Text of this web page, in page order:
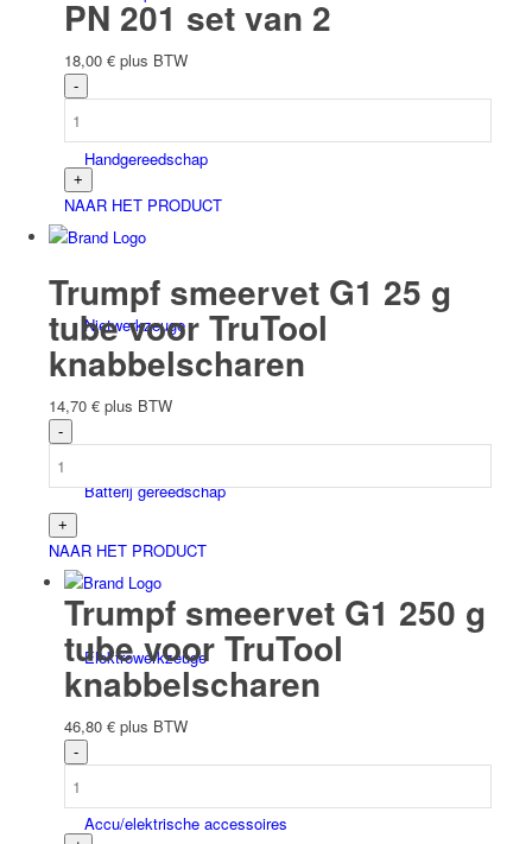
Handgereedschap
Niet­werk­zeuge
Batterij gereedschap
Elektro­werk­zeuge
Accu/elektrische accessoires
PN 201 set van 2
18,00 € plus BTW
NAAR HET PRODUCT
Trumpf smeervet G1 25 g
tube voor TruTool
knabbelscharen
14,70 € plus BTW
NAAR HET PRODUCT
Trumpf smeervet G1 250 g
tube voor TruTool
knabbelscharen
46,80 € plus BTW